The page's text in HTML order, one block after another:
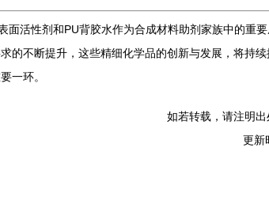
面活性剂和PU背胶水作为合成材料助剂家族中的重
的不断提升，这些精细化学品的创新与发展，将持
一环。
如若转载，请注明
更新